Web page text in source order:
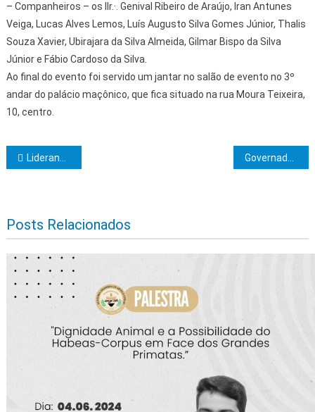
– Companheiros – os IIr.·. Genival Ribeiro de Araújo, Iran Antunes
Veiga, Lucas Alves Lemos, Luís Augusto Silva Gomes Júnior, Thalis
Souza Xavier, Ubirajara da Silva Almeida, Gilmar Bispo da Silva
Júnior e Fábio Cardoso da Silva.
Ao final do evento foi servido um jantar no salão de evento no 3º
andar do palácio maçônico, que fica situado na rua Moura Teixeira,
10, centro.
Navegação de Post
Lideranças estudantis da rede estadual apresentam propostas para a educação ao governador Governador visita Hospital Estadual 2 de Julho; unidade, que já está em atendimento, passa por reforma de requalificação
Posts Relacionados